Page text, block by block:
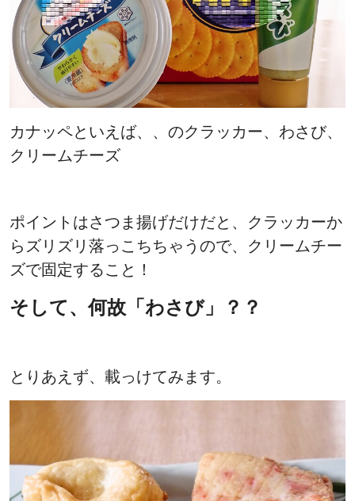
カナッペといえば、、のクラッカー、わさび、
クリームチーズ
ポイントはさつま揚げだけだと、クラッカーか
らズリズリ落っこちちゃうので、クリームチー
ズで固定すること！
そして、何故「わさび」？？
とりあえず、載っけてみます。